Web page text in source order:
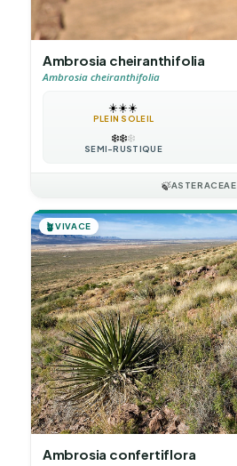
Ambrosia cheiranthifolia
Ambrosia cheiranthifolia
☀️☀️☀️
PLEIN SOLEIL
❄️❄️❄️
SEMI-RUSTIQUE
🍃ASTERACEAE
🪴VIVACE
Ambrosia confertiflora